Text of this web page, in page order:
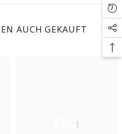
AUCH GEKAUFT
Ella